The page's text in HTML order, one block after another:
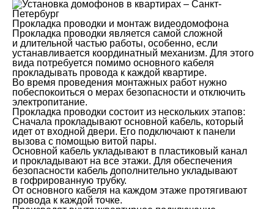
Прокладка проводки и монтаж видеодомофона
Прокладка проводки является самой сложной
и длительной частью работы, особенно, если
устанавливается координатный механизм. Для этого
вида потребуется помимо основного кабеля
прокладывать провода к каждой квартире.
Во время проведения монтажных работ нужно
побеспокоиться о мерах безопасности и отключить
электропитание.
Прокладка проводки состоит из нескольких этапов:
Сначала прокладывают основной кабель, который
идет от входной двери. Его подключают к панели
вызова с помощью витой пары.
Основной кабель укладывают в пластиковый канал
и прокладывают на все этажи. Для обеспечения
безопасности кабель дополнительно укладывают
в гофрированную трубку.
От основного кабеля на каждом этаже протягивают
провода к каждой точке.